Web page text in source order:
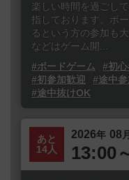
楽しい時間を過ごし
指しております。ボ
るという方の参加も
などはゲーム開...
#ボードゲーム
#初
#初参加歓迎
#途中
#途中抜けOK
あと
14人
2026年 08 月
13:00